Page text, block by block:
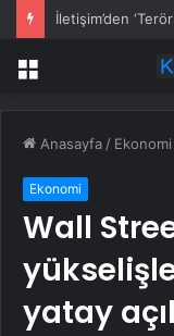
İletişim’den
Menü
Anasayfa / Ekonomi
Ekonomi
Wall
yatay